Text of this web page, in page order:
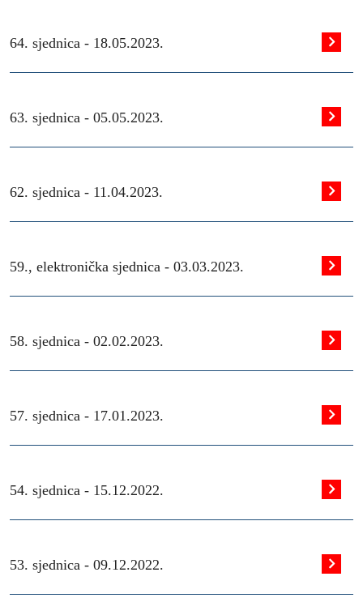
64. sjednica - 18.05.2023.
63. sjednica - 05.05.2023.
62. sjednica - 11.04.2023.
59., elektronička sjednica - 03.03.2023.
58. sjednica - 02.02.2023.
57. sjednica - 17.01.2023.
54. sjednica - 15.12.2022.
53. sjednica - 09.12.2022.